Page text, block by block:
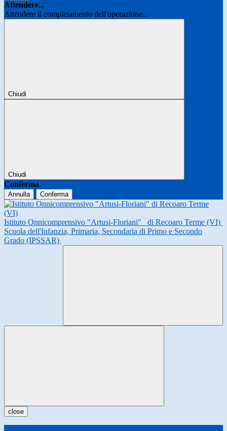
Attendere...
Attendere il completamento dell'operazione...
Chiudi
Chiudi
Conferma
Annulla Conferma
Istituto Onnicomprensivo "Artusi-Floriani"
di Recoaro Terme (VI)
Scuola dell'Infanzia, Primaria, Secondaria di Primo e Secondo
Grado (IPSSAR)
close